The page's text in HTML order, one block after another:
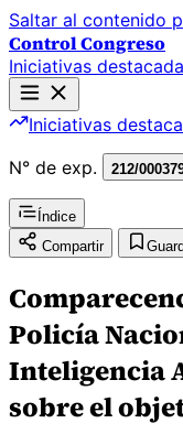
Saltar al contenido
Control Congreso
Iniciativas
Iniciativas
N° de exp.
212/
Índice
Compartir
Policía
Inteligencia
sobre el